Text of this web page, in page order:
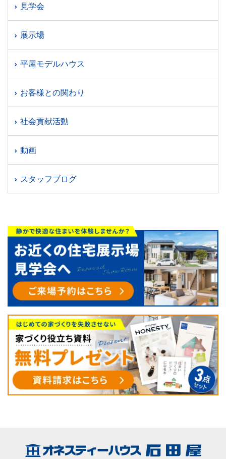
見学会
展示場
平屋モデルハウス
お客様との関わり
社会貢献活動
動画
スタッフブログ